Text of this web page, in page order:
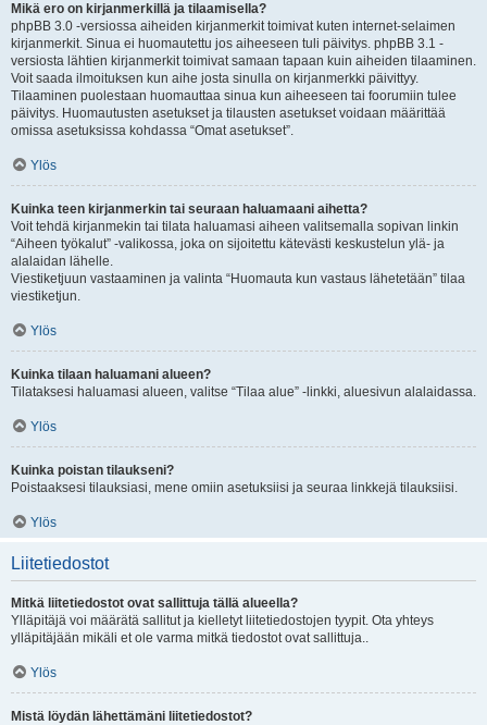
Mikä ero on kirjanmerkillä ja tilaamisella?
phpBB 3.0 -versiossa aiheiden kirjanmerkit toimivat kuten internet-selaimen
kirjanmerkit. Sinua ei huomautettu jos aiheeseen tuli päivitys. phpBB 3.1 -
versiosta lähtien kirjanmerkit toimivat samaan tapaan kuin aiheiden tilaaminen.
Voit saada ilmoituksen kun aihe josta sinulla on kirjanmerkki päivittyy.
Tilaaminen puolestaan huomauttaa sinua kun aiheeseen tai foorumiin tulee
päivitys. Huomautusten asetukset ja tilausten asetukset voidaan määrittää
omissa asetuksissa kohdassa “Omat asetukset”.
Ylös
Kuinka teen kirjanmerkin tai seuraan haluamaani aihetta?
Voit tehdä kirjanmekin tai tilata haluamasi aiheen valitsemalla sopivan linkin
“Aiheen työkalut” -valikossa, joka on sijoitettu kätevästi keskustelun ylä- ja
alalaidan lähelle.
Viestiketjuun vastaaminen ja valinta “Huomauta kun vastaus lähetetään” tilaa
viestiketjun.
Ylös
Kuinka tilaan haluamani alueen?
Tilataksesi haluamasi alueen, valitse “Tilaa alue” -linkki, aluesivun alalaidassa.
Ylös
Kuinka poistan tilaukseni?
Poistaaksesi tilauksiasi, mene omiin asetuksiisi ja seuraa linkkejä tilauksiisi.
Ylös
Liitetiedostot
Mitkä liitetiedostot ovat sallittuja tällä alueella?
Ylläpitäjä voi määrätä sallitut ja kielletyt liitetiedostojen tyypit. Ota yhteys
ylläpitäjään mikäli et ole varma mitkä tiedostot ovat sallittuja..
Ylös
Mistä löydän lähettämäni liitetiedostot?